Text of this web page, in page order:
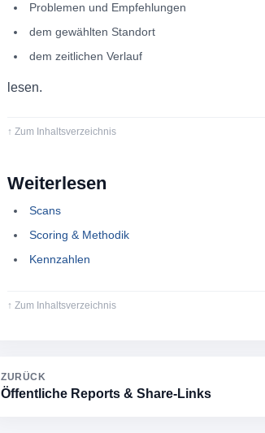
Problemen und Empfehlungen
dem gewählten Standort
dem zeitlichen Verlauf
lesen.
↑ Zum Inhaltsverzeichnis
Weiterlesen
Scans
Scoring & Methodik
Kennzahlen
↑ Zum Inhaltsverzeichnis
ZURÜCK
Öffentliche Reports & Share-Links